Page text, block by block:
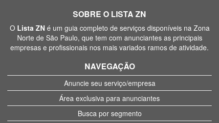
SOBRE O LISTA ZN
O Lista ZNé um guia completo de serviços disponíveis na Zona
Norte de São Paulo, que tem com anunciantes as principais
empresas e profissionais nos mais variados ramos de atividade.
NAVEGAÇÃO
Anuncie seu serviço/empresa
Área exclusiva para anunciantes
Busca por segmento